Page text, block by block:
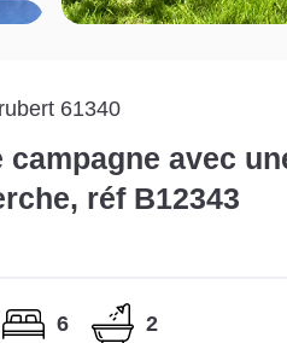
61340
campagne avec
réf B12343
6 2